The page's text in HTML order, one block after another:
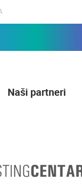
Naši partneri